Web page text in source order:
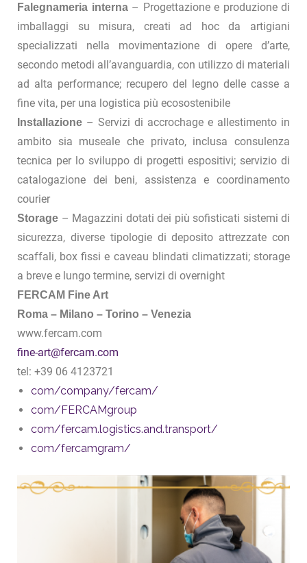
Falegnameria interna– Progettazione e produzione di
imballaggi su misura, creati ad hoc da artigiani
specializzati nella movimentazione di opere d’arte,
secondo metodi all’avanguardia, con utilizzo di materiali
ad alta performance; recupero del legno delle casse a
fine vita, per una logistica più ecosostenibile
Installazione – Servizi di accrochage e allestimento in
ambito sia museale che privato, inclusa consulenza
tecnica per lo sviluppo di progetti espositivi; servizio di
catalogazione dei beni, assistenza e coordinamento
courier
Storage – Magazzini dotati dei più sofisticati sistemi di
sicurezza, diverse tipologie di deposito attrezzate con
scaffali, box fissi e caveau blindati climatizzati; storage
a breve e lungo termine, servizi di overnight
FERCAM Fine Art
Roma – Milano – Torino – Venezia
www.fercam.com
fine-art@fercam.com
tel: +39 06 4123721
com/company/fercam/
com/FERCAMgroup
com/fercam.logistics.and.transport/
com/fercamgram/